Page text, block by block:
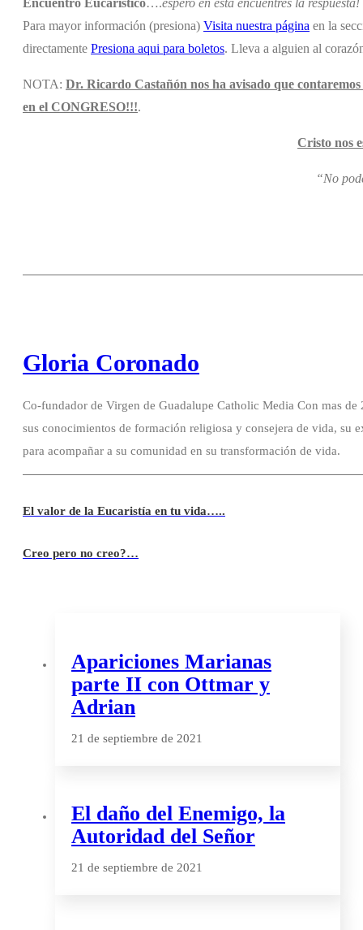
Encuentro Eucarístico….espero en esta encuentres la respuesta!
Para mayor información (presiona) Visita nuestra página en la
directamente Presiona aqui para boletos. Lleva a alguien al
NOTA: Dr. Ricardo Castañón nos ha avisado que
en el CONGRESO!!!.
Cristo nos
“No
Gloria Coronado
Co-fundador de Virgen de Guadalupe Catholic Media Con mas
sus conocimientos de formación religiosa y consejera de vida, su
para acompañar a su comunidad en su transformación de vida.
El valor de la Eucaristía en tu vida…..
Creo pero no creo?…
Apariciones Marianas
parte II con Ottmar y
Adrian
21 de septiembre de 2021
El daño del Enemigo, la
Autoridad del Señor
21 de septiembre de 2021